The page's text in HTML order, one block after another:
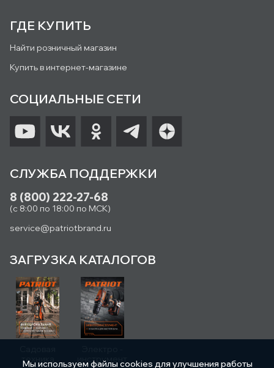
ГДЕ КУПИТЬ
Найти розничный магазин
Купить в интернет-магазине
СОЦИАЛЬНЫЕ СЕТИ
СЛУЖБА ПОДДЕРЖКИ
8 (800) 222-27-68
(с 8:00 по 18:00 по МСК)
service@patriotbrand.ru
ЗАГРУЗКА КАТАЛОГОВ
техника
инструмент
Мы используем файлы cookies для улучшения работы